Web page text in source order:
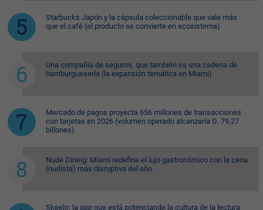
Starbucks Japón y la cápsula coleccionable que vale más
que el café (el producto se convierte en ecosistema)
Una compañía de seguros, que también es una cadena de
hamburguesería (la expansión temática en Miami)
Mercado de pagos proyecta 656 millones de transacciones
con tarjetas en 2026 (volumen operado alcanzaría G. 79,27
billones)
Nude Dining: Miami redefine el lujo gastronómico con la cena
(nudista) más disruptiva del año
Skeelo: la app que está potenciando la cultura de la lectura